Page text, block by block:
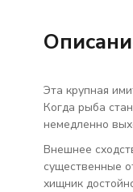
Эта крупная
Когда рыба
немедленно
Внешнее
существенные
хищник